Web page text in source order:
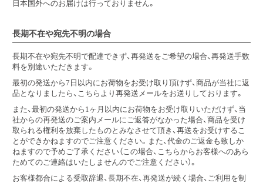
日本国外へのお届けは行っておりません。
長期不在や宛先不明の場合
長期不在や宛先不明で配達できず、再発送をご希望の場合、再発送手数
料を別途いただきます。
最初の発送から7日以内にお荷物をお受け取り頂けず、商品が当社に返
品となりましたら、こちらより再発送メールをお送りしております。
また、最初の発送から1ヶ月以内にお荷物をお受け取りいただけず、当
社からの再発送のご案内メールにご返答がなかった場合、商品を受け
取られる権利を放棄したものとみなさせて頂き、再送をお受けするこ
とができかねますのでご注意ください。また、代金のご返金も致しか
ねますので予めご了承ください（この場合、こちらからお客様へのあら
ためてのご連絡はいたしませんのでご注意ください）。
お客様都合による受取辞退、長期不在、再発送が続く場合、ご利用を制